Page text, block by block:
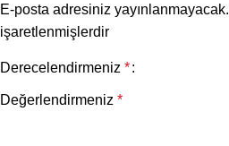
E-posta adresiniz yayınlanmayacak.
işaretlenmişlerdir
Derecelendirmeniz *
Değerlendirmeniz *